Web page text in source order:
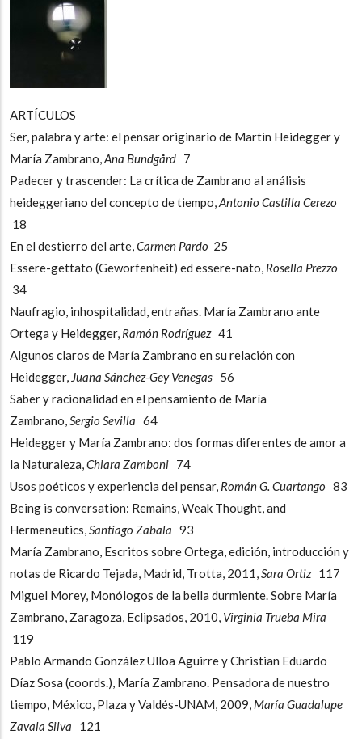
ARTÍCULOS
Ser, palabra y arte: el pensar originario de Martin Heidegger y
María Zambrano, Ana Bundgård 7
Padecer y trascender: La crítica de Zambrano al análisis
heideggeriano del concepto de tiempo, Antonio Castilla Cerezo
18
En el destierro del arte, Carmen Pardo 25
Essere-gettato (Geworfenheit) ed essere-nato, Rosella Prezzo
34
Naufragio, inhospitalidad, entrañas. María Zambrano ante
Ortega y Heidegger, Ramón Rodríguez 41
Algunos claros de María Zambrano en su relación con
Heidegger, Juana Sánchez-Gey Venegas 56
Saber y racionalidad en el pensamiento de María
Zambrano, Sergio Sevilla 64
Heidegger y María Zambrano: dos formas diferentes de amor a
la Naturaleza, Chiara Zamboni 74
Usos poéticos y experiencia del pensar, Román G. Cuartango 83
Being is conversation: Remains, Weak Thought, and
Hermeneutics, Santiago Zabala 93
María Zambrano, Escritos sobre Ortega, edición, introducción y
notas de Ricardo Tejada, Madrid, Trotta, 2011, Sara Ortiz117
Miguel Morey, Monólogos de la bella durmiente. Sobre María
Zambrano, Zaragoza, Eclipsados, 2010, Virginia Trueba Mira
119
Pablo Armando González Ulloa Aguirre y Christian Eduardo
Díaz Sosa (coords.), María Zambrano. Pensadora de nuestro
tiempo, México, Plaza y Valdés-UNAM, 2009, María Guadalupe
Zavala Silva 121